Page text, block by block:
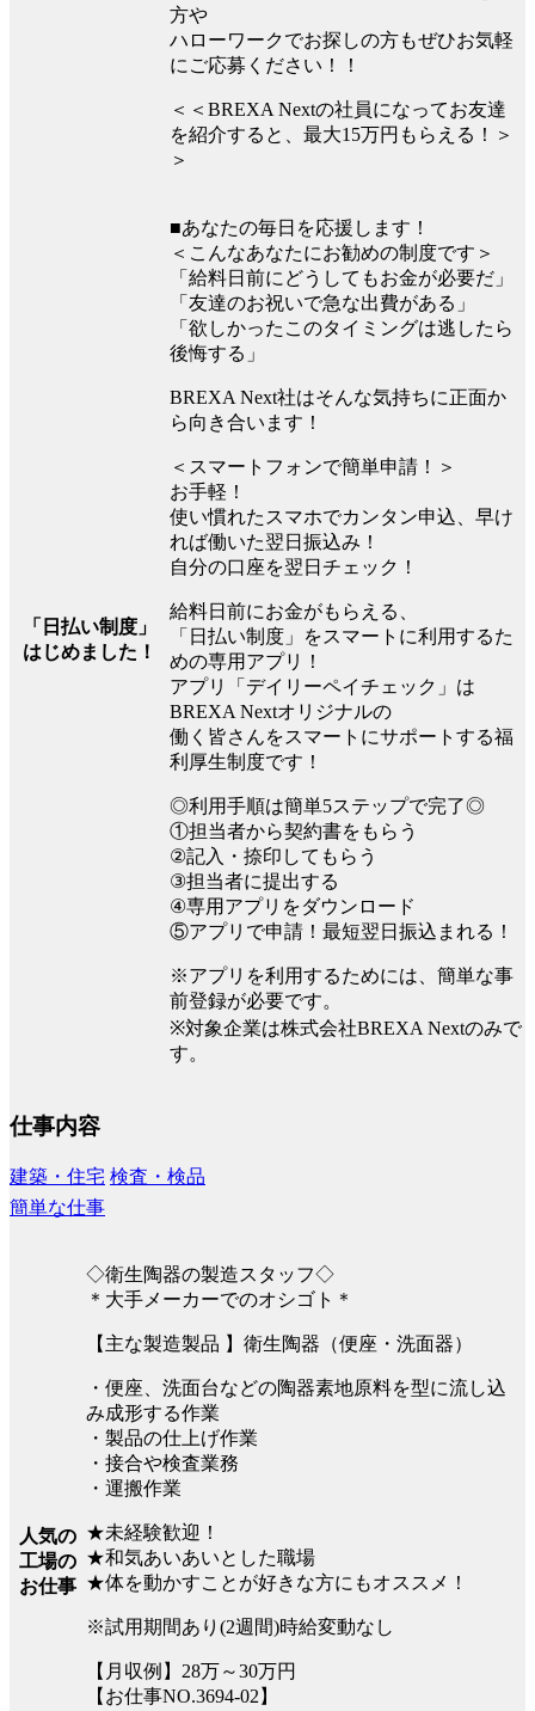
方や
ハローワークでお探しの方もぜひお気軽
にご応募ください！！
＜＜BREXA Nextの社員になってお友達
を紹介すると、最大15万円もらえる！＞
＞
「日払い制度」
はじめました！
■あなたの毎日を応援します！
＜こんなあなたにお勧めの制度です＞
「給料日前にどうしてもお金が必要だ」
「友達のお祝いで急な出費がある」
「欲しかったこのタイミングは逃したら
後悔する」
BREXA Next社はそんな気持ちに正面か
ら向き合います！
＜スマートフォンで簡単申請！＞
お手軽！
使い慣れたスマホでカンタン申込、早け
れば働いた翌日振込み！
自分の口座を翌日チェック！
給料日前にお金がもらえる、
「日払い制度」をスマートに利用するた
めの専用アプリ！
アプリ「デイリーペイチェック」は
BREXA Nextオリジナルの
働く皆さんをスマートにサポートする福
利厚生制度です！
◎利用手順は簡単5ステップで完了◎
①担当者から契約書をもらう
②記入・捺印してもらう
③担当者に提出する
④専用アプリをダウンロード
⑤アプリで申請！最短翌日振込まれる！
※アプリを利用するためには、簡単な事
前登録が必要です。
※対象企業は株式会社BREXA Nextのみで
す。
仕事内容
建築・住宅 検査・検品
簡単な仕事
人気の
工場の
お仕事
◇衛生陶器の製造スタッフ◇
＊大手メーカーでのオシゴト＊
【主な製造製品 】衛生陶器（便座・洗面器）
・便座、洗面台などの陶器素地原料を型に流し込
み成形する作業
・製品の仕上げ作業
・接合や検査業務
・運搬作業
★未経験歓迎！
★和気あいあいとした職場
★体を動かすことが好きな方にもオススメ！
※試用期間あり(2週間)時給変動なし
【月収例】28万～30万円
【お仕事NO.3694-02】